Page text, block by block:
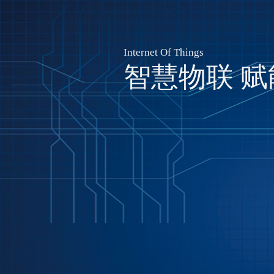
Internet Of Things
智慧物联